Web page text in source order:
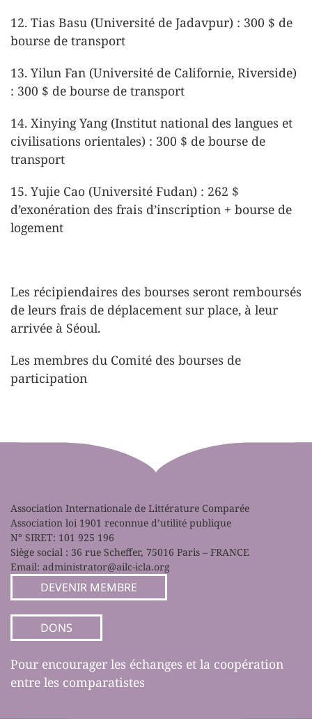
12. Tias Basu (Université de Jadavpur) : 300 $ de
bourse de transport
13. Yilun Fan (Université de Californie, Riverside)
: 300 $ de bourse de transport
14. Xinying Yang (Institut national des langues et
civilisations orientales) : 300 $ de bourse de
transport
15. Yujie Cao (Université Fudan) : 262 $
d’exonération des frais d’inscription + bourse de
logement
Les récipiendaires des bourses seront remboursés
de leurs frais de déplacement sur place, à leur
arrivée à Séoul.
Les membres du Comité des bourses de
participation
Association Internationale de Littérature Comparée
Association loi 1901 reconnue d’utilité publique
N° SIRET: 101 925 196
Siège social : 36 rue Scheffer, 75016 Paris – FRANCE
Email: administrator@ailc-icla.org
DEVENIR MEMBRE
DONS
Pour encourager les échanges et la coopération
entre les comparatistes